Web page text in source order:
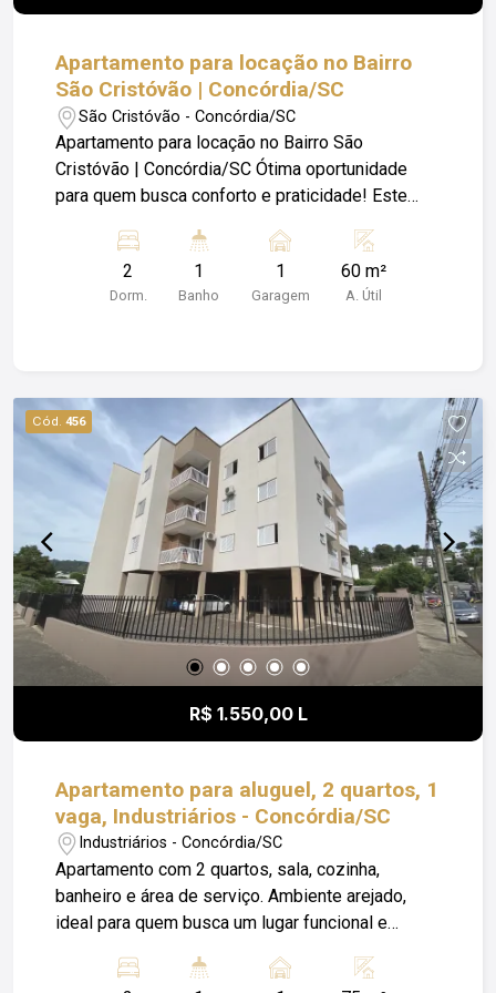
Apartamento para locação no Bairro
São Cristóvão | Concórdia/SC
São Cristóvão - Concórdia/SC
Apartamento para locação no Bairro São
Cristóvão | Concórdia/SC Ótima oportunidade
para quem busca conforto e praticidade! Este
um com móvel planejado. - Banheiro social; - Sala
de estar ampla e aconchegante; - Cozinha
planejada , funcional; - Sacada com churrasqueira
público. Agende uma visita e venha conhecer! *
Imóvel sem cobrança de IPTU. Obs: Além do
valor de aluguel o locatário fica responsável pelo
pagamento de Condomínio; Luz; e Seguro
Incêndio.
2
Dorm.
1
Banho
1
Garagem
60 m²
A. Útil
Cód. 456
R$ 1.550,00 L
Apartamento para aluguel, 2 quartos, 1
vaga, Industriários - Concórdia/SC
Industriários - Concórdia/SC
Apartamento com 2 quartos, sala, cozinha,
banheiro e área de serviço. Ambiente arejado,
ideal para quem busca um lugar funcional e
tudo o que você precisa no dia a dia. Entre em